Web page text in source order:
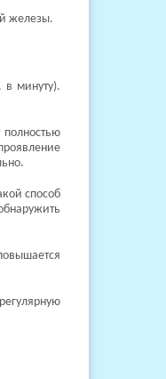
железы.
в минуту).
способ